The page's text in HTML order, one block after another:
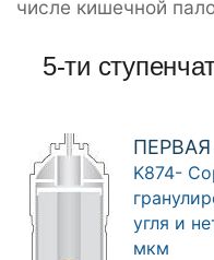
числе кишечной
5-ти
K874-
угля и
мкм